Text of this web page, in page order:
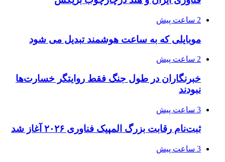
2 ساعت پیش
موبایلی که به ساعت هوشمند تبدیل می شود
2 ساعت پیش
خبرنگاران در طول جنگ فقط روایتگر خسارت‌ها
نبودند
3 ساعت پیش
ثبت‌نام رقابت بزرگ المپیک فناوری ۲۰۲۶ آغاز شد
3 ساعت پیش